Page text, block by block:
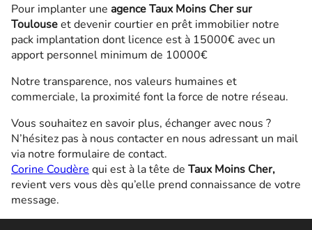
Pour implanter une agence Taux Moins Cher sur
Toulouseet devenir courtier en prêt immobilier notre
pack implantation dont licence est à 15000€ avec un
apport personnel minimum de 10000€
Notre transparence, nos valeurs humaines et
commerciale, la proximité font la force de notre réseau.
Vous souhaitez en savoir plus, échanger avec nous ?
N’hésitez pas à nous contacter en nous adressant un mail
via notre formulaire de contact.
Corine Coudère qui est à la tête de Taux Moins Cher,
revient vers vous dès qu’elle prend connaissance de votre
message.